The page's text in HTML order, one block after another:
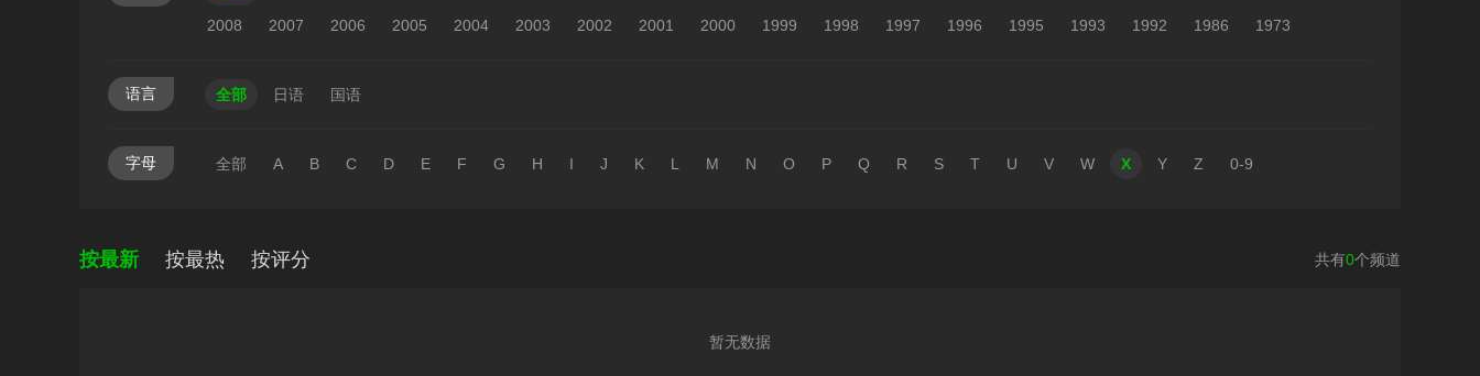
2008
2007 2006 2005 2004 2003 2002 2001 2000 1999 1998 1997 1996 1995 1993 1992 1986 1973
语言 全部 日语 国语
字母 全部 A B C D E F G H I J K L M N O P Q R S T U V W X Y Z 0-9
按最新 按最热 按评分 共有0个频道
暂无数据